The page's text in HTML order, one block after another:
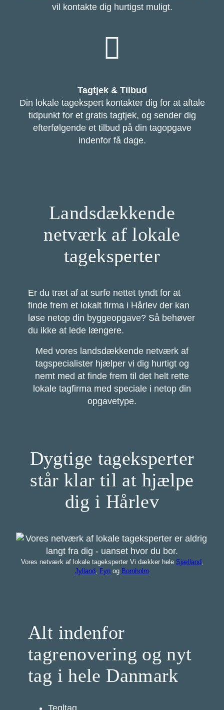
vil kontakte dig hurtigst muligt.
Tagtjek & Tilbud
Din lokale tagekspert kontakter dig for at aftale
tidpunkt for et gratis tagtjek, og sender dig
efterfølgende et tilbud på din tagopgave
indenfor få dage.
Landsdækkende
netværk af lokale
tageksperter
Er du træt af at surfe nettet tyndt for at
finde frem et lokalt firma i Hårlev der kan
løse netop din byggeopgave? Så behøver
du ikke at lede længere.
Med vores landsdækkende netværk af
tagspecialister hjælper vi dig hurtigt og
nemt med at finde frem til det helt rette
lokale tagfirma med speciale i netop din
opgavetype.
Dygtige tageksperter
står klar til at hjælpe
dig i Hårlev
Vores netværk af lokale tageksperter Vi dækker hele Sjælland
Jylland
Fyn og Bornholm
Alt indenfor
tagrenovering og nyt
tag i hele Danmark